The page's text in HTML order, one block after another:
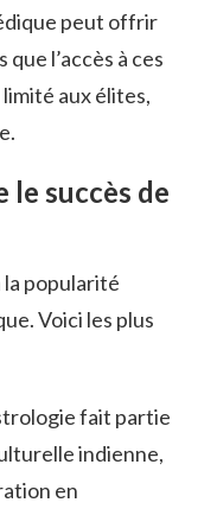
peut offrir
l’accès à ces
aux élites,
le succès de
popularité
Voici les plus
fait partie
indienne,
en